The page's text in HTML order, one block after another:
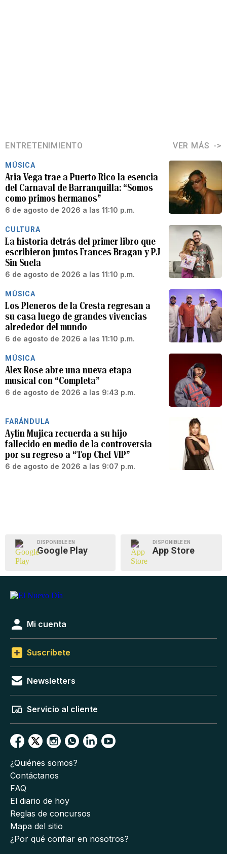
ENTRETENIMIENTO VER MÁS
MÚSICA
Aria Vega trae a Puerto Rico la esencia
del Carnaval de Barranquilla: “Somos
como primos hermanos”
6 de agosto de 2026 a las 11:10 p.m.
CULTURA
La historia detrás del primer libro que
escribieron juntos Frances Bragan y PJ
Sin Suela
6 de agosto de 2026 a las 11:10 p.m.
MÚSICA
Los Pleneros de la Cresta regresan a
su casa luego de grandes vivencias
alrededor del mundo
6 de agosto de 2026 a las 11:10 p.m.
MÚSICA
Alex Rose abre una nueva etapa
musical con “Completa”
6 de agosto de 2026 a las 9:43 p.m.
FARÁNDULA
Aylín Mujica recuerda a su hijo
fallecido en medio de la controversia
por su regreso a “Top Chef VIP”
6 de agosto de 2026 a las 9:07 p.m.
DISPONIBLE EN
Google Play
DISPONIBLE EN
App Store
Mi cuenta
Suscríbete
Newsletters
Servicio al cliente
¿Quiénes somos?
Contáctanos
FAQ
El diario de hoy
Reglas de concursos
Mapa del sitio
¿Por qué confiar en nosotros?